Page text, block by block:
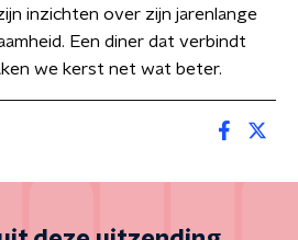
inzichten over zijn jarenlange
Een diner dat verbindt
we kerst net wat beter.